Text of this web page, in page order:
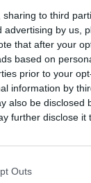
to third
by us,
that after your
based on
prior to your
information by
also be disclosed
further disclose it
Outs
adatai
Bemutatkozás:
néprajzi